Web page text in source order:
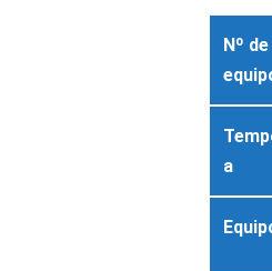
Nº de
a